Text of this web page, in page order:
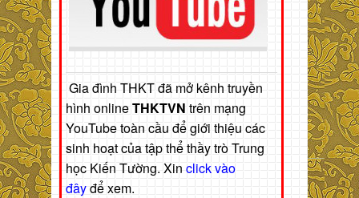
Gia đình THKT đã mở kênh truyền
hình onlineTHKTVN trên mạng
YouTube toàn cầu để giới thiệu các
sinh hoạt của tập thể thầy trò Trung
học Kiến Tường. Xin click vào
đâyđể xem.